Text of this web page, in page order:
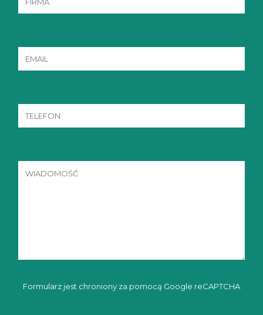
Formularz jest chroniony za pomocą Google reCAPTCHA